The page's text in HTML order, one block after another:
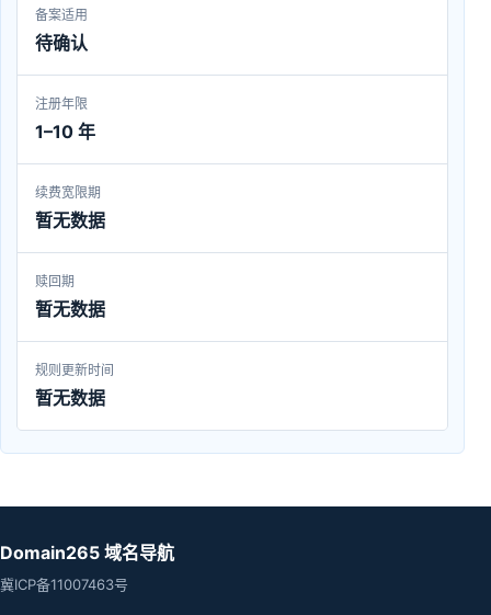
备案适用
待确认
注册年限
1–10 年
续费宽限期
暂无数据
赎回期
暂无数据
规则更新时间
暂无数据
Domain265 域名导航
冀ICP备11007463号